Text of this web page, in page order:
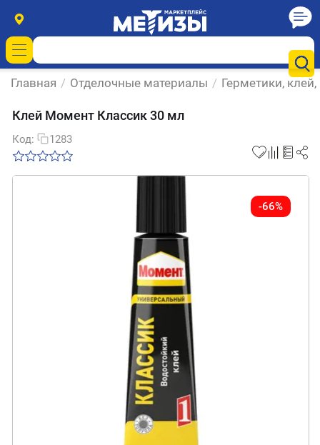
Главная / Отделочные материалы / Герметики, клей,
Клей Момент Классик 30 мл
Код: 1283
-66%